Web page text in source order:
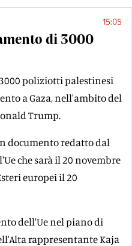
15:05
di 3000
poliziotti palestinesi
a Gaza, nell'ambito del
Trump.
documento redatto dal
che sarà il 20 novembre
europei il 20
dell'Ue nel piano di
rappresentante Kaja